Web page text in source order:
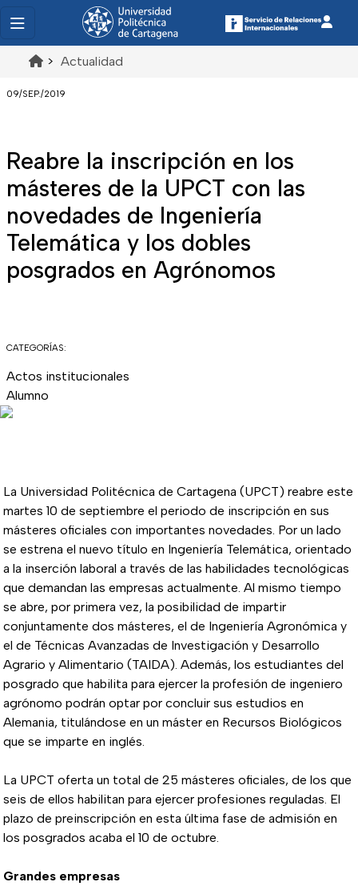
> Actualidad
09/SEP./2019
Reabre la inscripción en los
másteres de la UPCT con las
novedades de Ingeniería
Telemática y los dobles
posgrados en Agrónomos
CATEGORÍAS:
Actos institucionales
Alumno
La Universidad Politécnica de Cartagena (UPCT) reabre este
martes 10 de septiembre el periodo de inscripción en sus
másteres oficiales con importantes novedades. Por un lado
se estrena el nuevo título en Ingeniería Telemática, orientado
a la inserción laboral a través de las habilidades tecnológicas
que demandan las empresas actualmente. Al mismo tiempo
se abre, por primera vez, la posibilidad de impartir
conjuntamente dos másteres, el de Ingeniería Agronómica y
el de Técnicas Avanzadas de Investigación y Desarrollo
Agrario y Alimentario (TAIDA). Además, los estudiantes del
posgrado que habilita para ejercer la profesión de ingeniero
agrónomo podrán optar por concluir sus estudios en
Alemania, titulándose en un máster en Recursos Biológicos
que se imparte en inglés.
La UPCT oferta un total de 25 másteres oficiales, de los que
seis de ellos habilitan para ejercer profesiones reguladas. El
plazo de preinscripción en esta última fase de admisión en
los posgrados acaba el 10 de octubre.
Grandes empresas